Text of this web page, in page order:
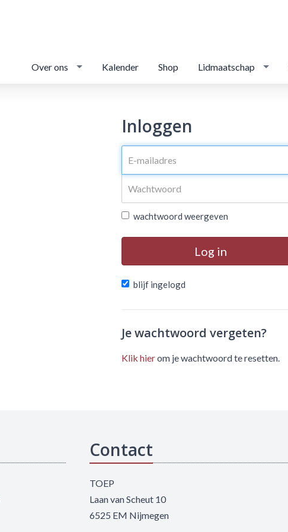
Over ons Kalender Shop Lidmaatschap
Inloggen
wachtwoord weergeven
Log in
blijf ingelogd
Je wachtwoord vergeten?
Klik hierom je wachtwoord te resetten.
Contact
TOEP
Laan van Scheut 10
6525 EM Nijmegen